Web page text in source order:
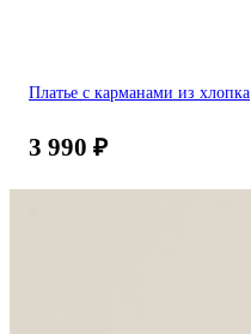
Платье с карманами из хлопка
3 990 ₽